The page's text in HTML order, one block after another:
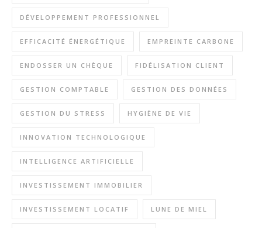
DÉVELOPPEMENT PROFESSIONNEL
EFFICACITÉ ÉNERGÉTIQUE EMPREINTE CARBONE
ENDOSSER UN CHÈQUE FIDÉLISATION CLIENT
GESTION COMPTABLE GESTION DES DONNÉES
GESTION DU STRESS HYGIÈNE DE VIE
INNOVATION TECHNOLOGIQUE
INTELLIGENCE ARTIFICIELLE
INVESTISSEMENT IMMOBILIER
INVESTISSEMENT LOCATIF LUNE DE MIEL